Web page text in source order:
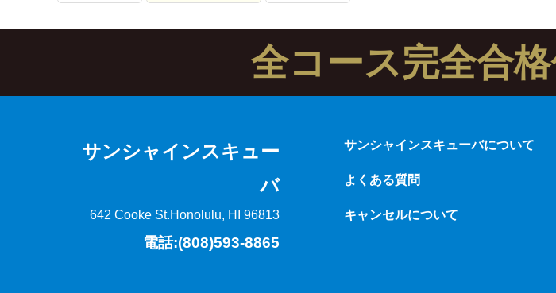
全コース完全合
サンシャインスキュー
バ
642 Cooke St.Honolulu, HI 96813
電話:(808)593-8865
サンシャインスキューバについて
よくある質問
キャンセルについて